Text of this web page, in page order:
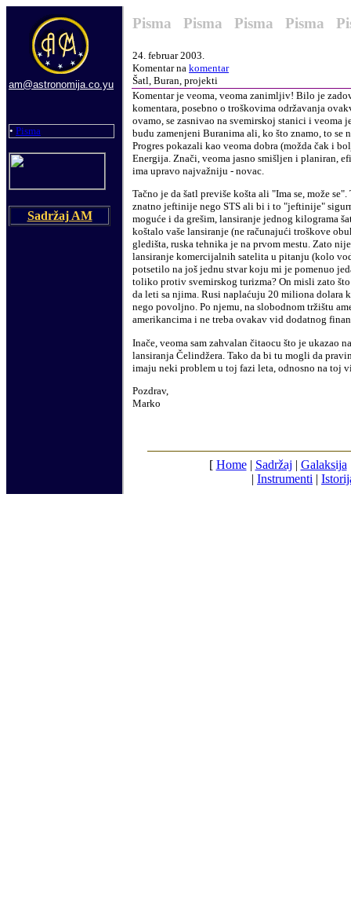
am@astronomija.co.yu
• Pisma
Sadržaj AM
Pisma Pisma Pisma Pisma
24. februar2003.
Komentar na komentar
Šatl, Buran, projekti
Komentar je veoma, veoma zanimljiv! Bilo je
komentara, posebno o troškovima održavanja
ovamo, se zasnivao na svemirskoj stanici i
budu zamenjeni Buranima ali, ko što znamo, to se
Progres pokazali kao veoma dobra (možda čak i
Energija. Znači, veoma jasno smišljen i planiran,
ima upravo najvažniju - novac.
Tačno je da šatl previše košta ali "Ima se, može
znatno jeftinije nego STS ali bi i to "jeftinije"
moguće i da grešim, lansiranje jednog kilograma
koštalo vaše lansiranje (ne računajući troškove
gledišta, ruska tehnika je na prvom mestu. Zato
lansiranje komercijalnih satelita u pitanju (kolo
potsetilo na još jednu stvar koju mi je pomenuo
toliko protiv svemirskog turizma? On misli zato
da leti sa njima. Rusi naplaćuju 20 miliona dolara
nego povoljno. Po njemu, na slobodnom tržištu
amerikancima i ne treba ovakav vid dodatnog
Inače, veoma sam zahvalan čitaocu što je ukazao
lansiranja Čelindžera. Tako da bi tu mogli da
imaju neki problem u toj fazi leta, odnosno na toj
Pozdrav,
Marko
[ Home| Sadržaj | Galaksija
| Instrumenti |